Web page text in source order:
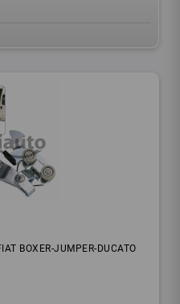
BOXER-JUMPER-DUCATO